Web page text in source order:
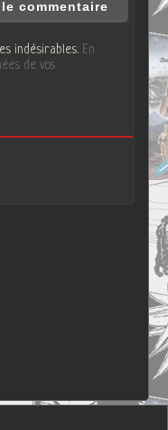
indésirables. En
de vos